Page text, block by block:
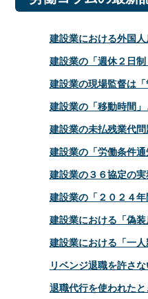
建設業における外国
建設業の「週休２日
建設業の現場監督は
建設業の「移動時間
建設業の未払残業代
建設業の「労働条件
建設業の３６協定の
建設業の「２０２４
建設業における「偽
建設業における「一
リベンジ退職を許さ
退職代行を使われた